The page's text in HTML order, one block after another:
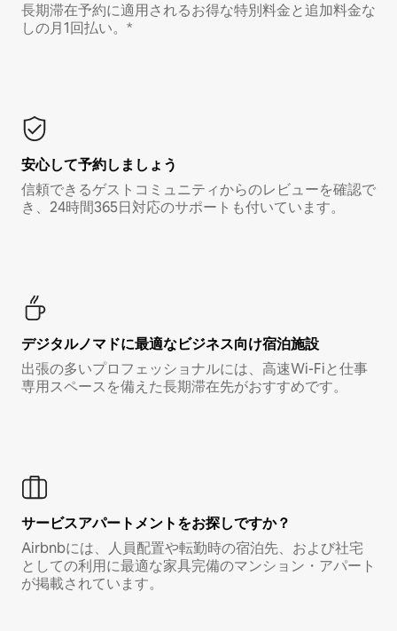
長期滞在予約に適用されるお得な特別料金と追加料金な
しの月1回払い。*
安心して予約しましょう
信頼できるゲストコミュニティからのレビューを確認で
き、24時間365日対応のサポートも付いています。
デジタルノマド⁠に最⁠適⁠なビ⁠ジ⁠ネ⁠ス⁠向⁠け宿⁠泊⁠施⁠設
出張の多いプロフェッショナルには、高速Wi-Fiと仕事
専用スペースを備えた長期滞在先がおすすめです。
サービスアパートメントをお探しですか？
Airbnbには、人員配置や転勤時の宿泊先、および社宅
としての利用に最適な家具完備のマンション・アパート
が掲載されています。